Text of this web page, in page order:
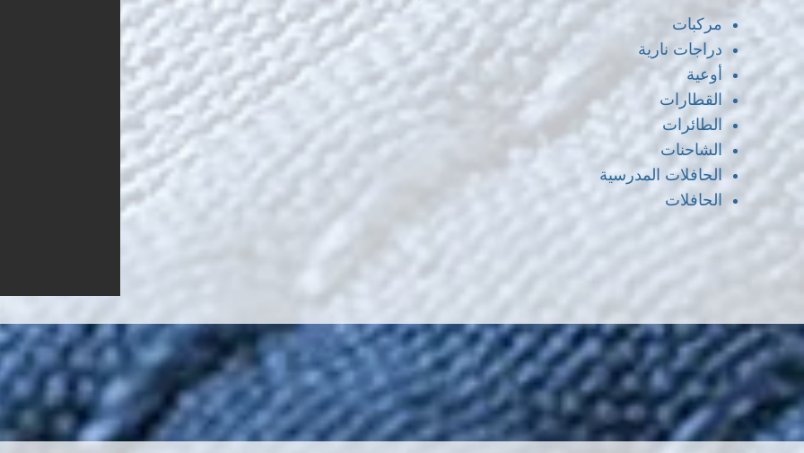
مركبات
دراجات نارية
أوعية
القطارات
الطائرات
الشاحنات
الحافلات المدرسية
الحافلات